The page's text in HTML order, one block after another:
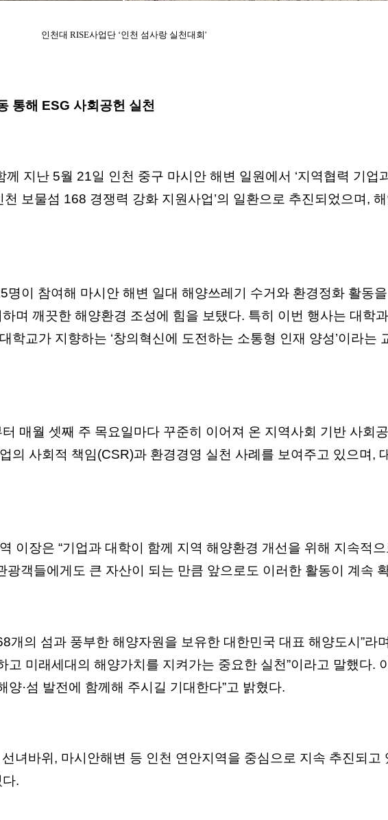
인천대 RISE사업단 ‘인천 섬사랑 실천대회'
통해 ESG 사회공헌 실천
지난 5월 21일 인천 중구 마시안 해변 일원에서 ‘지역협력 기업
보물섬 168 경쟁력 강화 지원사업’의 일환으로 추진되었으며,
이 참여해 마시안 해변 일대 해양쓰레기 수거와 환경정화 활동
며 깨끗한 해양환경 조성에 힘을 보탰다. 특히 이번 행사는 대학
교가 지향하는 ‘창의혁신에 도전하는 소통형 인재 양성’이라는
매월 셋째 주 목요일마다 꾸준히 이어져 온 지역사회 기반 사회
의 사회적 책임(CSR)과 환경경영 실천 사례를 보여주고 있으며,
이장은 “기업과 대학이 함께 지역 해양환경 개선을 위해 지속적
광객들에게도 큰 자산이 되는 만큼 앞으로도 이러한 활동이 계속
개의 섬과 풍부한 해양자원을 보유한 대한민국 대표 해양도시”라
미래세대의 해양가치를 지켜가는 중요한 실천”이라고 말했다.
·섬 발전에 함께해 주시길 기대한다”고 밝혔다.
녀바위, 마시안해변 등 인천 연안지역을 중심으로 지속 추진되
.